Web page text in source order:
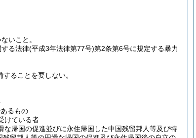
いこと。
る法律(平成3年法律第77号)第2条第6号に規定する暴力
ることを要しない。
るもの
けている者
帰国の促進並びに永住帰国した中国残留邦人等及び特